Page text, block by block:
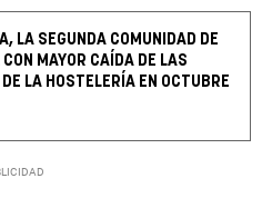
LA SEGUNDA COMUNIDAD DE
CON MAYOR CAÍDA DE LAS
LA HOSTELERÍA EN OCTUBRE